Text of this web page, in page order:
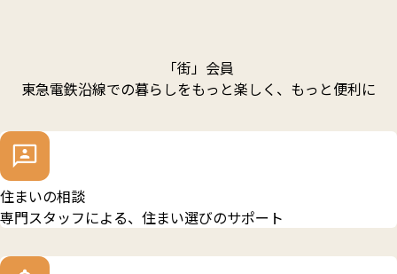
「街」会員
東急電鉄沿線での暮らしをもっと楽しく、もっと便利に
住まいの相談
専門スタッフによる、住まい選びのサポート